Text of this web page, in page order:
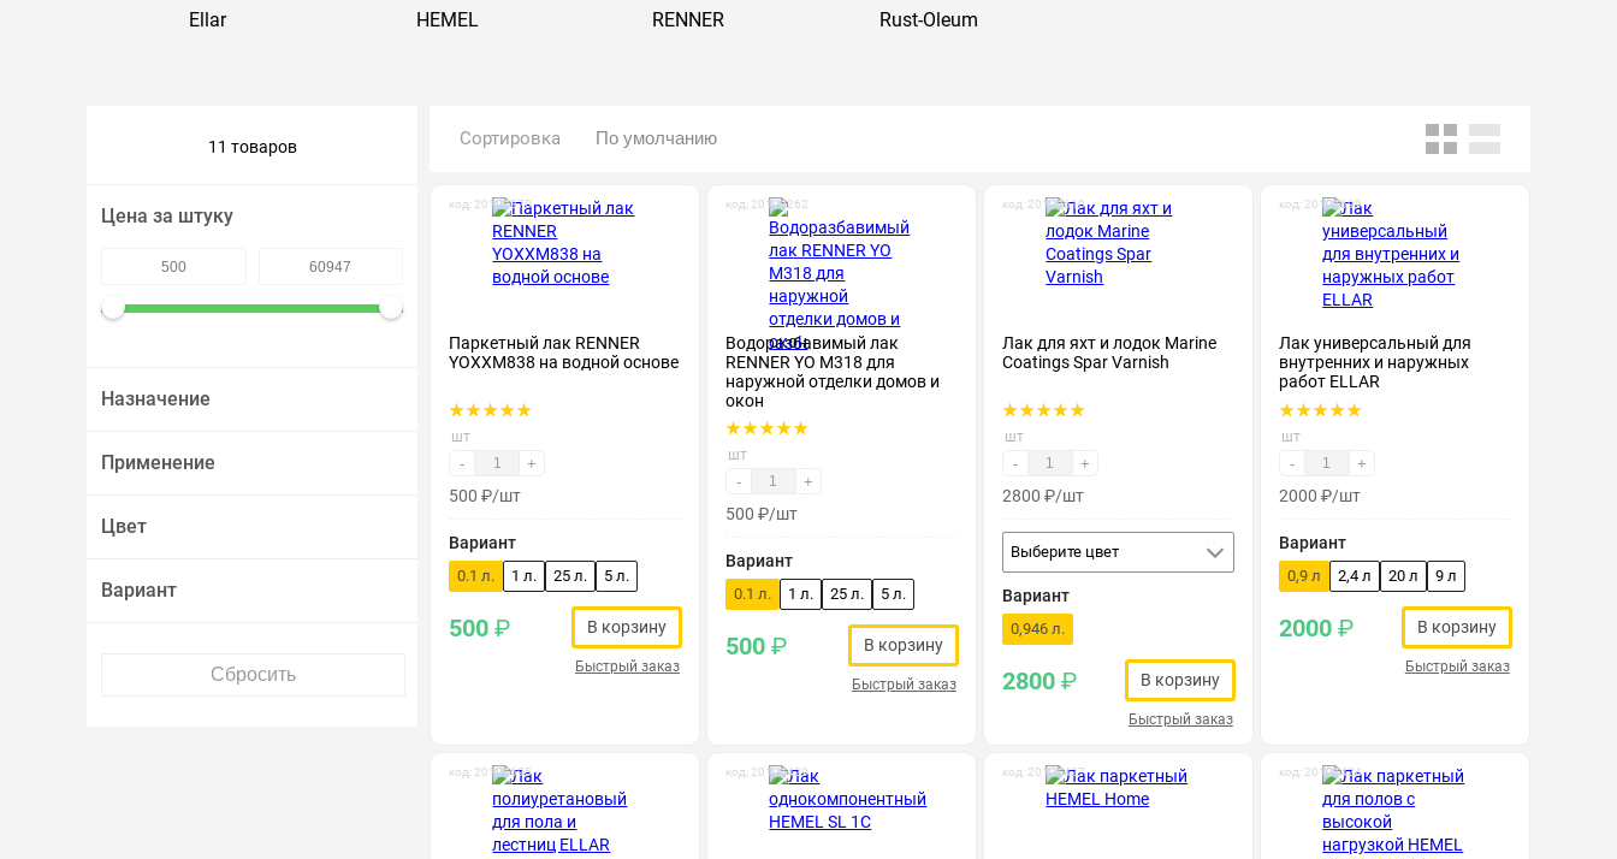
Крепеж и метизы
Ellar HEMEL RENNER Rust-Oleum
11 товаров
Цена за штуку
Назначение
Применение
Цвет
Вариант
Сортировка
код: 20103370
Паркетный лак RENNER
YOXXM838 на водной основе
шт
- +
500 ₽/шт
Вариант
0.1 л. 1 л. 25 л. 5 л.
500 ₽ В корзину
Быстрый заказ
код: 20103262
Водоразбавимый лак
RENNER YO М318 для
наружной отделки домов и
окон
шт
- +
500 ₽/шт
Вариант
0.1 л. 1 л. 25 л. 5 л.
500₽ В корзину
Быстрый заказ
код: 20102610
Лак для яхт и лодок Marine
Coatings Spar Varnish
шт
- +
2800 ₽/шт
Выберите цвет
Вариант
0,946 л.
2800₽ В корзину
Быстрый заказ
код: 20101699
Лак универсальный для
внутренних и наружных
работ ELLAR
шт
- +
2000 ₽/шт
Вариант
0,9 л 2,4 л 20 л 9 л
2000₽ В корзину
Быстрый заказ
код: 20101695 код: 20101429 код: 20101427 код: 20101424